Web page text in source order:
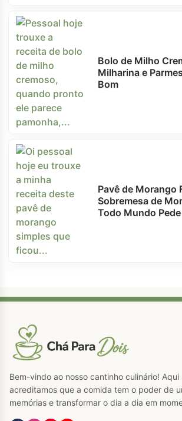
Bolo de Milho
Milharina e
Bom
Pavê de Morango
Sobremesa de
Todo Mundo
Bem-vindo ao nosso cantinho culinário! Aqui
acreditamos que a comida tem o poder de
memórias e transformar o dia a dia em